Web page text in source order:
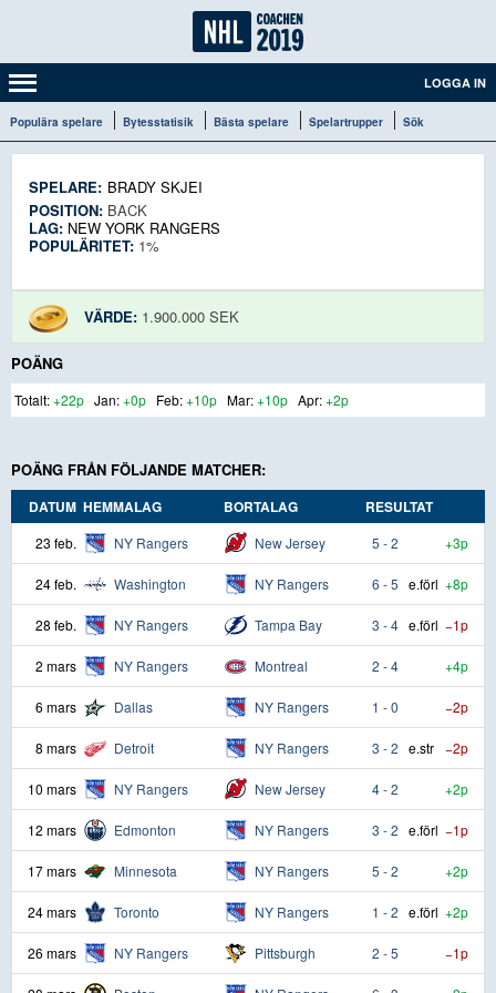
LOGGA IN
Populära spelare Bytesstatisik Bästa spelare Spelartrupper Sök
SPELARE: BRADY SKJEI
POSITION: BACK
LAG: NEW YORK RANGERS
POPULÄRITET: 1%
VÄRDE: 1.900.000 SEK
POÄNG
+22p +0p +10p +10p +2p
POÄNG FRÅN FÖLJANDE MATCHER:
DATUM HEMMALAG BORTALAG RESULTAT
23 feb. NY Rangers New Jersey 5 - 2 +3p
24 feb. Washington NY Rangers 6 - 5 e.förl +8p
28 feb. NY Rangers Tampa Bay 3 - 4 e.förl −1p
2 mars NY Rangers Montreal 2 - 4 +4p
6 mars Dallas NY Rangers 1 - 0 −2p
8 mars Detroit NY Rangers 3 - 2 e.str −2p
10 mars NY Rangers New Jersey 4 - 2 +2p
12 mars Edmonton NY Rangers 3 - 2 e.förl −1p
17 mars Minnesota NY Rangers 5 - 2 +2p
24 mars Toronto NY Rangers 1 - 2 e.förl +2p
26 mars NY Rangers Pittsburgh 2 - 5 −1p